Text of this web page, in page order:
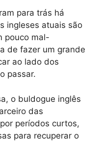
para trás há
ingleses atuais são
pouco mal-
de fazer um grande
ao lado dos
passar.
o buldogue inglês
das
períodos curtos,
para recuperar o